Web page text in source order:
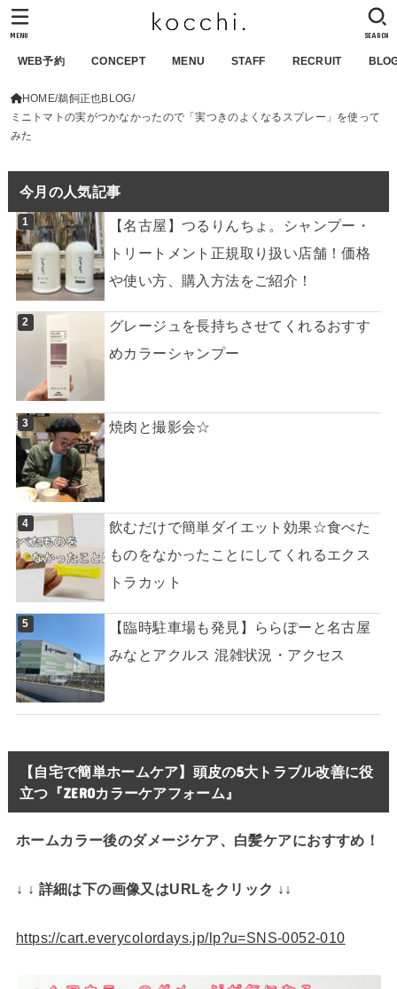
WEB予約 CONCEPT MENU STAFF RECRUIT
SEARCH
MENU
HOME 鵜飼正也BLOG
ミニトマトの実がつかなかったので「実つきのよくなるスプレー」を使って
みた
今月の人気記事
【名古屋】つるりんちょ。シャンプー・
トリートメント正規取り扱い店舗！価格
や使い方、購入方法をご紹介！
グレージュを長持ちさせてくれるおすす
めカラーシャンプー
焼肉と撮影会☆
飲むだけで簡単ダイエット効果☆食べた
ものをなかったことにしてくれるエクス
トラカット
【臨時駐車場も発見】ららぽーと名古屋
みなとアクルス 混雑状況・アクセス
【自宅で簡単ホームケア】頭皮の5大トラブル改善に役
立つ『ZEROカラーケアフォーム』
ホームカラー後のダメージケア、白髪ケアにおすすめ！
↓ ↓ 詳細は下の画像又はURLをクリック ↓↓
https://cart.everycolordays.jp/lp?u=SNS-0052-010